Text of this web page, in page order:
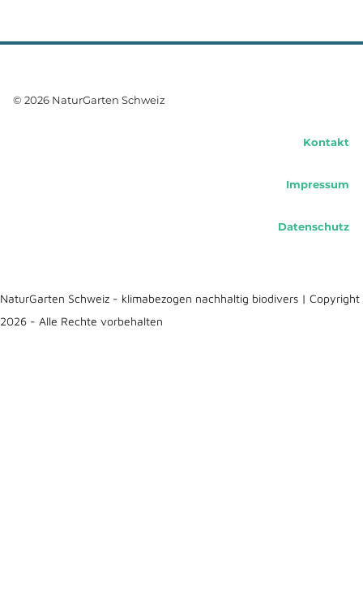
© 2026 NaturGarten Schweiz
Kontakt
Impressum
Datenschutz
NaturGarten Schweiz - klimabezogen nachhaltig biodivers | Copyright
2026 - Alle Rechte vorbehalten